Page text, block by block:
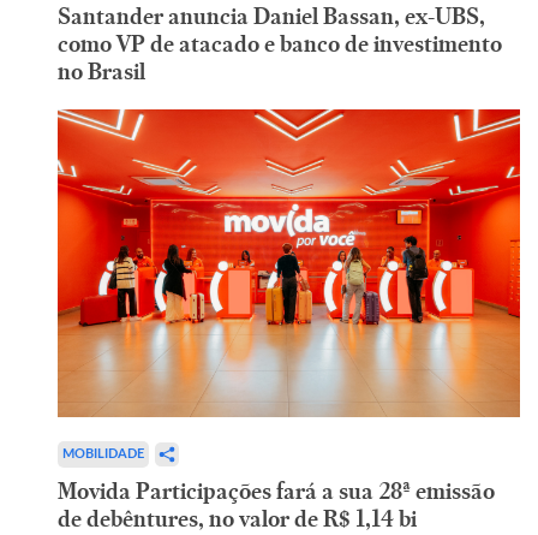
Santander anuncia Daniel Bassan, ex-UBS,
como VP de atacado e banco de investimento
no Brasil
MOBILIDADE
Movida Participações fará a sua 28ª emissão
de debêntures, no valor de R$ 1,14 bi